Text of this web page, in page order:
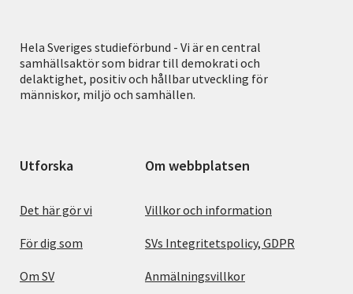
Hela Sveriges studieförbund - Vi är en central
samhällsaktör som bidrar till demokrati och
delaktighet, positiv och hållbar utveckling för
människor, miljö och samhällen.
Utforska
Det här gör vi
För dig som
Om SV
Om webbplatsen
Villkor och information
SVs Integritetspolicy, GDPR
Anmälningsvillkor